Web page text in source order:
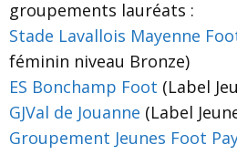
groupements lauréats :
Stade Lavallois Mayenne
féminin niveau Bronze)
ES Bonchamp Foot (Label
GJVal de Jouanne (Label
Groupement Jeunes Foot